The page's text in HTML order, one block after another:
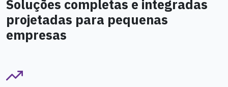
Soluções completas e integradas
projetadas para pequenas
empresas